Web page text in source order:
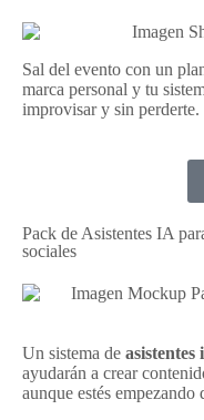
Sal del evento con un
marca personal y tu
improvisar y sin perderte.
Pack de Asistentes IA
sociales
Un sistema de asistentes
ayudarán a crear
aunque estés empezando